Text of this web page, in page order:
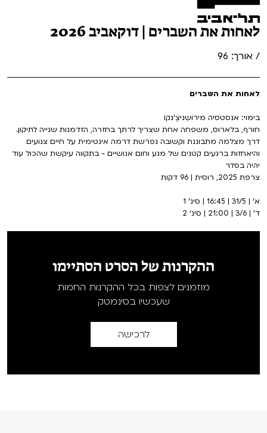
לאחות את השברים | דוקאביב 2026
/ אורך: 96
לאחות את השברים
בימוי: אנסטסיה מירוֹשְניצֶ’נקוֹ
חורף, בלארוס, משפחה אחת שצריך לרתך בחזרה, הזדמנות שנייה לתיקון.
דרך מצלמה מתבוננת וקשובה נפרשת דרמה אינטימית על חיים צנועים
והיאחזות ברגעים קטנים של מגע וחום אנושיים - בתקווה עיקשת שהכול עוד
יהיה בסדר
צרפת 2025, רוסית | 96 דקות
א' | 31/5 | 16:45 | סינ' 1
ד' | 3/6 | 21:00 | סינ' 2
ההקרנות של הסרט הסתיימו
מוזמנים לצפות בכל ההקרנות החמות
שעכשיו בסינמטק
לרכישה